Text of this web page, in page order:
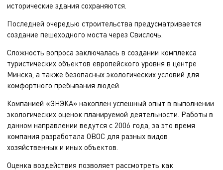
исторические здания сохраняются.
Последней очередью строительства предусматривается
создание пешеходного моста через Свислочь.
Сложность вопроса заключалась в создании комплекса
туристических объектов европейского уровня в центре
Минска, а также безопасных экологических условий для
комфортного пребывания людей.
Компанией «ЭНЭКА» накоплен успешный опыт в выполнении
экологических оценок планируемой деятельности. Работы в
данном направлении ведутся с 2006 года, за это время
компания разработала ОВОС для разных видов
хозяйственных и иных объектов.
Оценка воздействия позволяет рассмотреть как